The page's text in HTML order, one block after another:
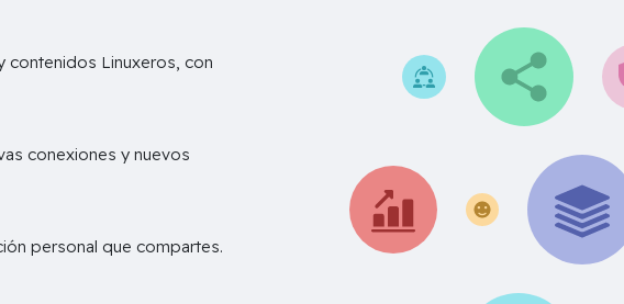
Linuxeros, con
conexiones y nuevos
personal que compartes.